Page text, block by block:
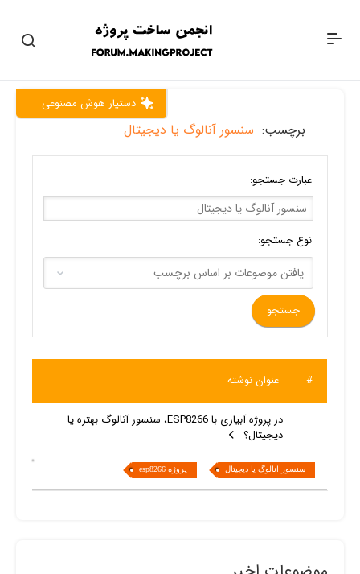
دستیار هوش مصنوعی
برچسب: سنسور آنالوگ یا دیجیتال
عبارت جستجو:
نوع جستجو:
# عنوان نوشته
در پروژه آبیاری با ESP8266، سنسور آنالوگ بهتره یا
دیجیتال؟
سنسور آنالوگ یا دیجیتال پروژه esp8266